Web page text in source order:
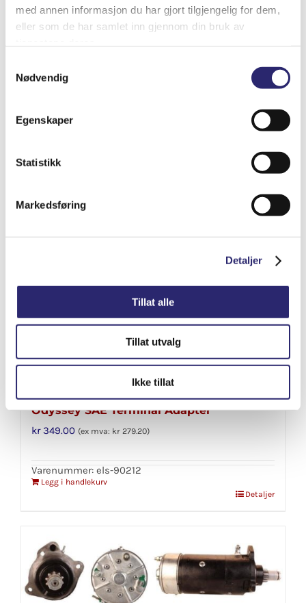
med annen informasjon du har gjort tilgjengelig for dem,
eller som de har samlet inn gjennom din bruk av
Nødvendig
Egenskaper
Statistikk
Markedsføring
Detaljer
Tillat alle
Tillat utvalg
Ikke tillat
kr5,901.25
Varenummer: els-25-0015
Odyssey SAE Terminal Adapter
kr349.00 (ex mva: kr 279.20)
Varenummer: els-90212
Legg i handlekurv
Detaljer